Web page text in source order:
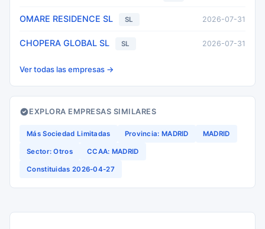
OMARE RESIDENCE SL SL 2026-07-31
CHOPERA GLOBAL SL SL 2026-07-31
Ver todas las empresas →
EXPLORA EMPRESAS SIMILARES
Más Sociedad Limitadas Provincia: MADRID MADRID
Sector: Otros CCAA: MADRID
Constituidas 2026-04-27